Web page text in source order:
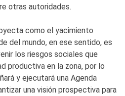
otras autoridades.
como el yacimiento
del mundo, en ese sentido, es
los riesgos sociales que
productiva en la zona, por lo
y ejecutará una Agenda
una visión prospectiva para